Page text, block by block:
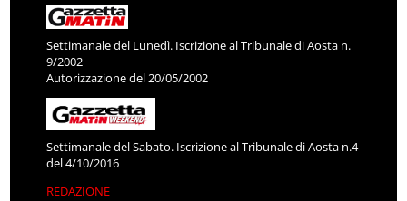
Settimanale del Lunedì. Iscrizione al Tribunale di Aosta n.
9/2002
Autorizzazione del 20/05/2002
Settimanale del Sabato. Iscrizione al Tribunale di Aosta n.4
del 4/10/2016
REDAZIONE